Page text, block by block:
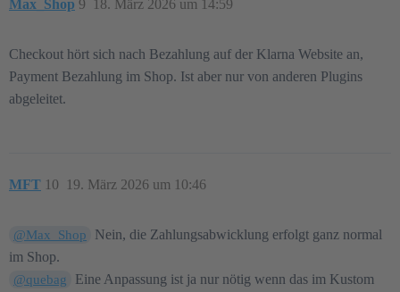
Max_Shop 18. März 2026 um 14:59
9
Checkout hört sich nach Bezahlung auf der Klarna Website an,
Payment Bezahlung im Shop. Ist aber nur von anderen Plugins
abgeleitet.
MFT 19. März 2026 um 10:46
10
@Max_Shop
Nein, die Zahlungsabwicklung erfolgt ganz normal
im Shop.
@quebag
Eine Anpassung ist ja nur nötig wenn das im Kustom